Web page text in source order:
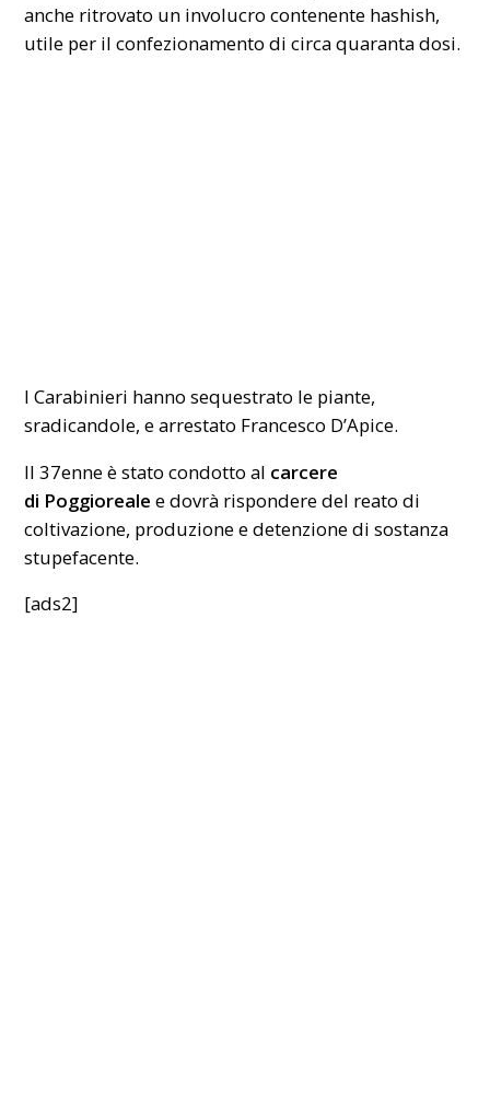
anche ritrovato un involucro contenente hashish,
utile per il confezionamento di circa quaranta dosi.
I Carabinieri hanno sequestrato le piante,
sradicandole, e arrestato Francesco D’Apice.
Il 37enne è stato condotto al carcere
di Poggioreale e dovrà rispondere del reato di
coltivazione, produzione e detenzione di sostanza
stupefacente.
[ads2]